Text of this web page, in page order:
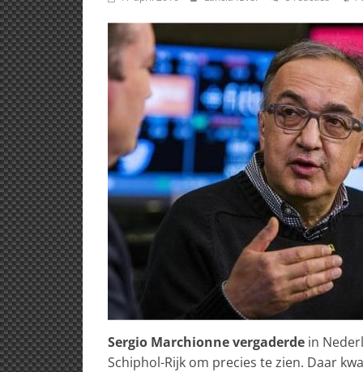
Sergio Marchionne vergaderde in
Schiphol-Rijk om precies te zien. Daar